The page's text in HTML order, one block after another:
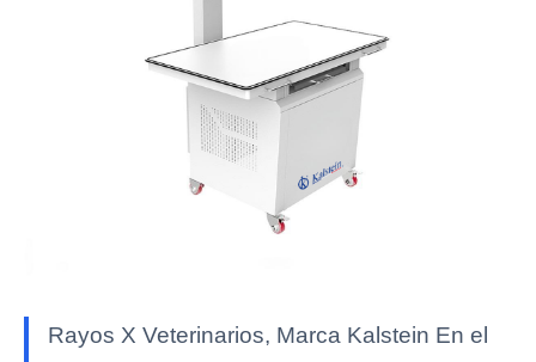
Rayos X Veterinarios, Marca Kalstein En el